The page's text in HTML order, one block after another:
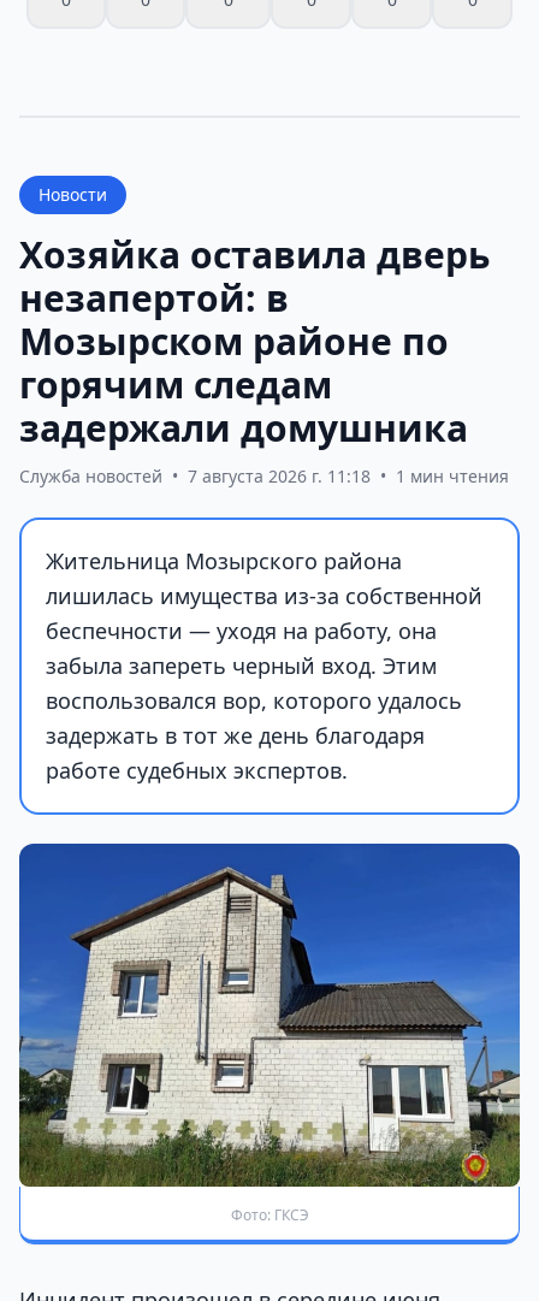
Новости
Хозяйка оставила дверь
незапертой: в
Мозырском районе по
горячим следам
задержали домушника
Служба новостей • 7 августа 2026 г. 11:18 • 1 мин чтения
Жительница Мозырского района
лишилась имущества из-за собственной
беспечности — уходя на работу, она
забыла запереть черный вход. Этим
воспользовался вор, которого удалось
задержать в тот же день благодаря
работе судебных экспертов.
Фото: ГКСЭ